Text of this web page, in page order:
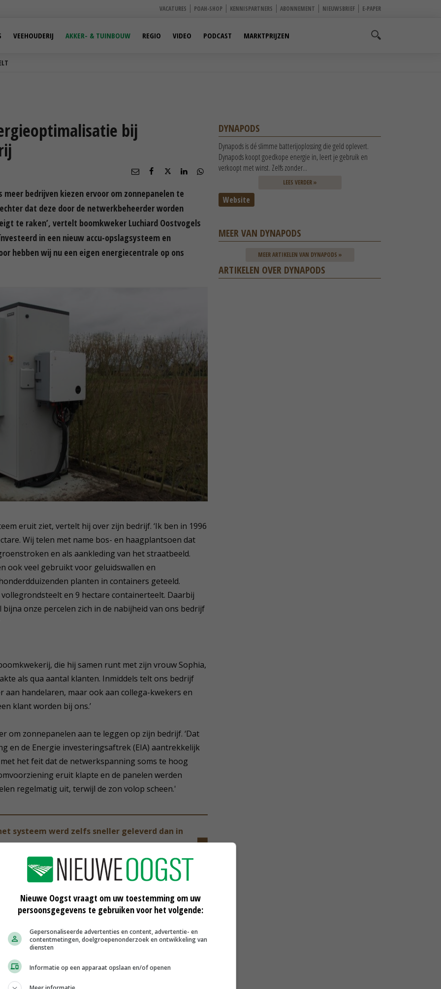
VACATURES POAH-SHOP KENNISPARTNERS ABONNEMENT NIEUWSBRIEF E-PAPER
VEEHOUDERIJ AKKER- & TUINBOUW REGIO VIDEO PODCAST MARKTPRIJZEN
bij
bedrijven kiezen ervoor om zonnepanelen te
dat deze door de netwerkbeheerder worden
te raken’, vertelt boomkweker Luchiard Oostvogels
in een nieuw accu-opslagsysteem en
hebben wij nu een eigen energiecentrale op ons
eruit ziet, vertelt hij over zijn bedrijf. ‘Ik ben in 1996
Wij telen met name bos- en haagplantsoen dat
en als aankleding van het straatbeeld.
ook veel gebruikt voor geluidswallen en
planten in containers geteeld.
en 9 hectare containerteelt. Daarbij
onze percelen zich in de nabijheid van ons bedrijf
die hij samen runt met zijn vrouw Sophia,
als qua aantal klanten. Inmiddels telt ons bedrijf
handelaren, maar ook aan collega-kwekers en
klant worden bij ons.’
om zonnepanelen aan te leggen op zijn bedrijf. ‘Dat
en de Energie investeringsaftrek (EIA) aantrekkelijk
het feit dat de netwerkspanning soms te hoog
eruit klapte en de panelen werden
regelmatig uit, terwijl de zon volop scheen.'
systeem werd zelfs sneller geleverd dan in
stroom moesten afnemen via het net en
stroomnetwerk doordat steeds meer mensen in
leggen', vertelt Oostvogels. 'Daardoor kregen we
piekspanningen. Dat was voor ons reden om na te
konden vinden, zodat het bedrijf ook bij eventuele
DYNAPODS
Dynapods is dé slimme batterijoplossing die geld oplevert.
Dynapods koopt goedkope energie in, leert je gebruik en
verkoopt met winst. Zelfs zonder...
LEES VERDER »
Website
MEER VAN DYNAPODS
MEER ARTIKELEN VAN DYNAPODS »
ARTIKELEN OVER DYNAPODS
Nieuwe Oogst vraagt om uw toestemming om uw
persoonsgegevens te gebruiken voor het volgende:
Gepersonaliseerde advertenties en content, advertentie- en
contentmetingen, doelgroepenonderzoek en ontwikkeling van
diensten
Informatie op een apparaat opslaan en/of openen